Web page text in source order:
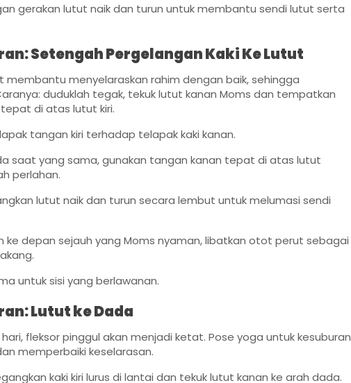
gerakan lutut naik dan turun untuk membantu sendi lutut serta
Setengah Pergelangan Kaki Ke Lutut
membantu menyelaraskan rahim dengan baik, sehingga
duduklah tegak, tekuk lutut kanan Moms dan tempatkan
di atas lutut kiri.
tangan kiri terhadap telapak kaki kanan.
saat yang sama, gunakan tangan kanan tepat di atas lutut
perlahan.
lutut naik dan turun secara lembut untuk melumasi sendi
ke depan sejauh yang Moms nyaman, libatkan otot perut sebagai
untuk sisi yang berlawanan.
Lutut ke Dada
fleksor pinggul akan menjadi ketat. Pose yoga untuk kesuburan
memperbaiki keselarasan.
kaki kiri lurus di lantai dan tekuk lutut kanan ke arah dada.